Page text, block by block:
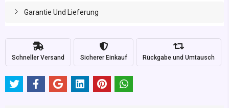
Garantie Und Lieferung
Schneller Versand Sicherer Einkauf Rückgabe und Umtausch